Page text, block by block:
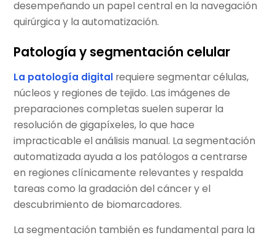
desempeñando un papel central en la navegación
quirúrgica y la automatización.
Patología y segmentación celular
La patología digital requiere segmentar células,
núcleos y regiones de tejido. Las imágenes de
preparaciones completas suelen superar la
resolución de gigapíxeles, lo que hace
impracticable el análisis manual. La segmentación
automatizada ayuda a los patólogos a centrarse
en regiones clínicamente relevantes y respalda
tareas como la gradación del cáncer y el
descubrimiento de biomarcadores.
La segmentación también es fundamental para la